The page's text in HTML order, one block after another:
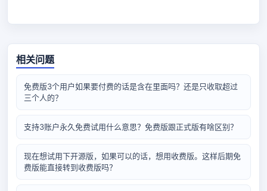
相关问题
免费版3个用户如果要付费的话是含在里面吗？还是只收取超过
三个人的？
支持3账户永久免费试用什么意思？免费版跟正式版有啥区别？
现在想试用下开源版，如果可以的话，想用收费版。这样后期免
费版能直接转到收费版吗？